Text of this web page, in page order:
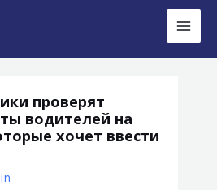
Main
проверят
водителей на
хочет ввести